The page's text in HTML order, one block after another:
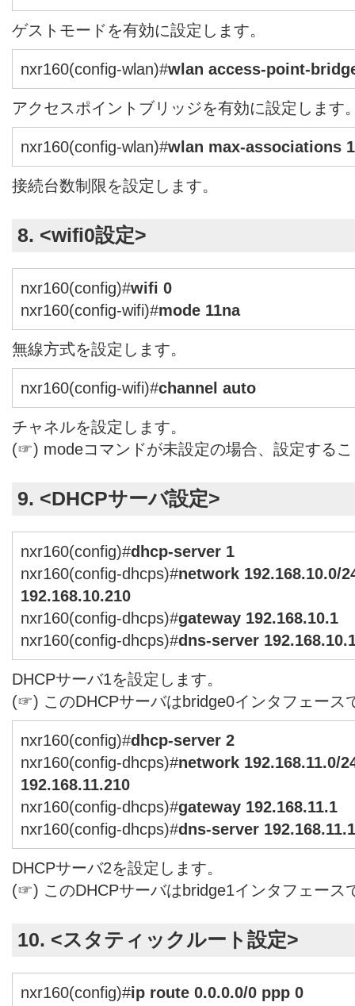
ゲストモードを有効に設定します。
nxr160(config-wlan)#wlan access-point-
アクセスポイントブリッジを有効に設定します
nxr160(config-wlan)#wlan max-associations
接続台数制限を設定します。
8. <wifi0設定>
nxr160(config)#wifi 0
nxr160(config-wifi)#mode 11na
無線方式を設定します。
nxr160(config-wifi)#channel auto
チャネルを設定します。
(☞) modeコマンドが未設定の場合、設定する
9. <DHCPサーバ設定>
nxr160(config)#dhcp-server 1
nxr160(config-dhcps)#network 192.168.10.0/
192.168.10.210
nxr160(config-dhcps)#gateway 192.168.10.1
nxr160(config-dhcps)#dns-server
DHCPサーバ1を設定します。
(☞) このDHCPサーバはbridge0インタフェース
nxr160(config)#dhcp-server 2
nxr160(config-dhcps)#network 192.168.11.0/
192.168.11.210
nxr160(config-dhcps)#gateway 192.168.11.1
nxr160(config-dhcps)#dns-server 192.168.11.1
DHCPサーバ2を設定します。
(☞) このDHCPサーバはbridge1インタフェース
10. <スタティックルート設定>
nxr160(config)#ip route 0.0.0.0/0 ppp 0